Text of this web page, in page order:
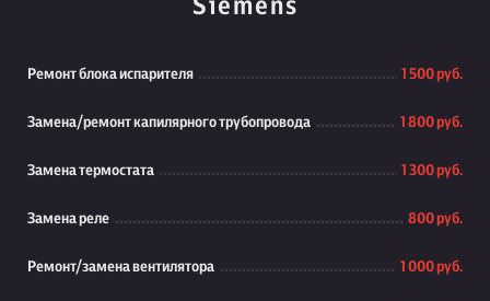
Siemens
Ремонт блока испарителя 1 500 руб.
Замена/ремонт капилярного трубопровода 1 800 руб.
Замена термостата 1 300 руб.
Замена реле 800 руб.
Ремонт/замена вентилятора 1 000 руб.